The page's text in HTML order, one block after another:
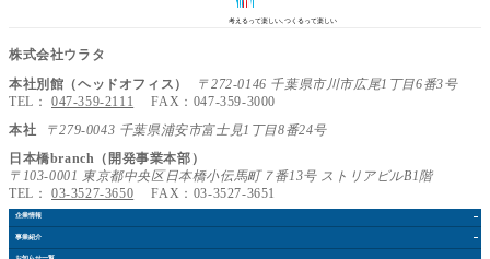
考えるって楽しい､つくるって楽しい
株式会社ウラタ
本社別館（ヘッドオフィス）
〒272-0146 千葉県市川市広尾1丁目6番3号
TEL： 047-359-2111 FAX：047-359-3000
本社
〒279-0043 千葉県浦安市富士見1丁目8番24号
日本橋branch（開発事業本部）
〒103-0001 東京都中央区日本橋小伝馬町７番13号 ストリアビルB1階
TEL： 03-3527-3650 FAX：03-3527-3651
企業情報
事業紹介